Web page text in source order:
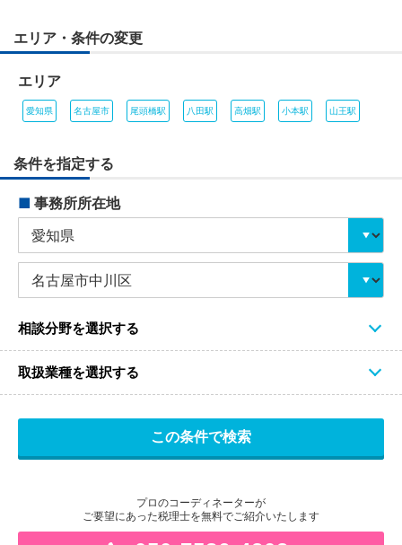
エリア・条件の変更
エリア
愛知県 名古屋市 尾頭橋駅 八田駅 高畑駅 小本駅 山王駅
条件を指定する
■ 事務所所在地
相談分野を選択する
取扱業種を選択する
プロのコーディネーターが
ご要望にあった税理士を無料でご紹介いたします